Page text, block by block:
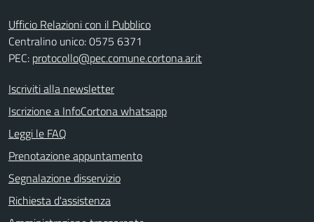
Ufficio Relazioni con il Pubblico
Centralino unico: 0575 6371
PEC: protocollo@pec.comune.cortona.ar.it
Iscriviti alla newsletter
Iscrizione a InfoCortona whatsapp
Leggi le FAQ
Prenotazione appuntamento
Segnalazione disservizio
Richiesta d'assistenza